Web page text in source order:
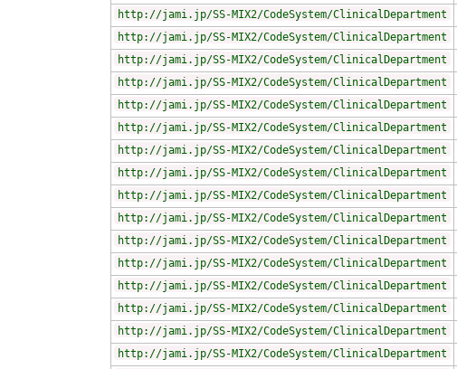
http://jami.jp/SS-MIX2/CodeSystem/ClinicalDepartment
http://jami.jp/SS-MIX2/CodeSystem/ClinicalDepartment
http://jami.jp/SS-MIX2/CodeSystem/ClinicalDepartment
http://jami.jp/SS-MIX2/CodeSystem/ClinicalDepartment
http://jami.jp/SS-MIX2/CodeSystem/ClinicalDepartment
http://jami.jp/SS-MIX2/CodeSystem/ClinicalDepartment
http://jami.jp/SS-MIX2/CodeSystem/ClinicalDepartment
http://jami.jp/SS-MIX2/CodeSystem/ClinicalDepartment
http://jami.jp/SS-MIX2/CodeSystem/ClinicalDepartment
http://jami.jp/SS-MIX2/CodeSystem/ClinicalDepartment
http://jami.jp/SS-MIX2/CodeSystem/ClinicalDepartment
http://jami.jp/SS-MIX2/CodeSystem/ClinicalDepartment
http://jami.jp/SS-MIX2/CodeSystem/ClinicalDepartment
http://jami.jp/SS-MIX2/CodeSystem/ClinicalDepartment
http://jami.jp/SS-MIX2/CodeSystem/ClinicalDepartment
http://jami.jp/SS-MIX2/CodeSystem/ClinicalDepartment